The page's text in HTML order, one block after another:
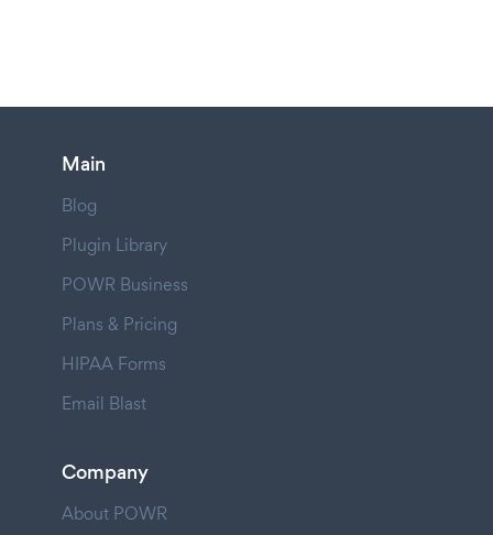
Main
Blog
Plugin Library
POWR Business
Plans & Pricing
HIPAA Forms
Email Blast
Company
About POWR